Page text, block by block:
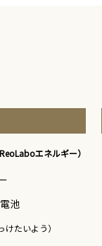
ReoLaboエネルギー）
池
けたいよう）